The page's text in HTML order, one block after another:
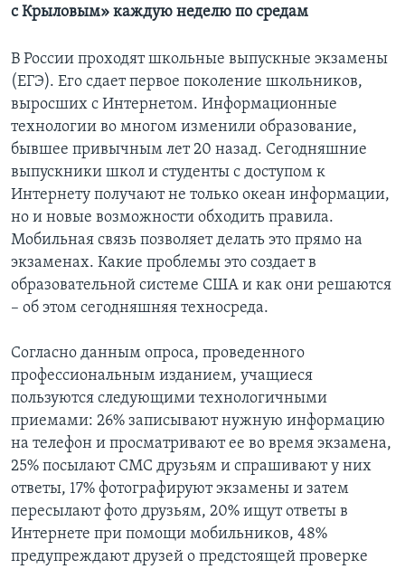
с Крыловым» каждую неделю по средам
В России проходят школьные выпускные экзамены
(ЕГЭ). Его сдает первое поколение школьников,
выросших с Интернетом. Информационные
технологии во многом изменили образование,
бывшее привычным лет 20 назад. Сегодняшние
выпускники школ и студенты с доступом к
Интернету получают не только океан информации,
но и новые возможности обходить правила.
Мобильная связь позволяет делать это прямо на
экзаменах. Какие проблемы это создает в
образовательной системе США и как они решаются
– об этом сегодняшняя техносреда.
Согласно данным опроса, проведенного
профессиональным изданием, учащиеся
пользуются следующими технологичными
приемами: 26% записывают нужную информацию
на телефон и просматривают ее во время экзамена,
25% посылают СМС друзьям и спрашивают у них
ответы, 17% фотографируют экзамены и затем
пересылают фото друзьям, 20% ищут ответы в
Интернете при помощи мобильников, 48%
предупреждают друзей о предстоящей проверке